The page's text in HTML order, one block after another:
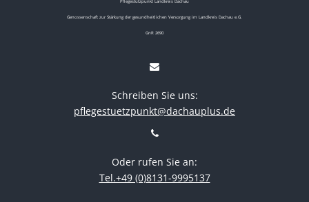
Pflegestützpunkt Landkreis Dachau
Genossenschaft zur Stärkung der gesundheitlichen Versorgung im Landkreis Dachau e.G.
GnR 2690
Schreiben Sie uns:
pflegestuetzpunkt@dachauplus.de
Oder rufen Sie an:
Tel.+49 (0)8131-9995137